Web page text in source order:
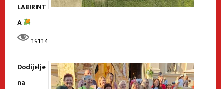
LABIRINT
A
19114
Dodijelje
na